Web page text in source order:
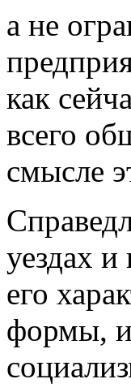
а не
как
всего
смысле
уездах
его
формы, и